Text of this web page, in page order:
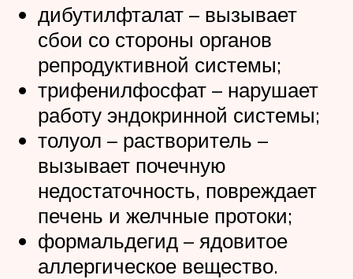
дибутилфталат – вызывает
сбои со стороны органов
репродуктивной системы;
трифенилфосфат – нарушает
работу эндокринной системы;
толуол – растворитель –
вызывает почечную
недостаточность, повреждает
печень и желчные протоки;
формальдегид – ядовитое
аллергическое вещество.